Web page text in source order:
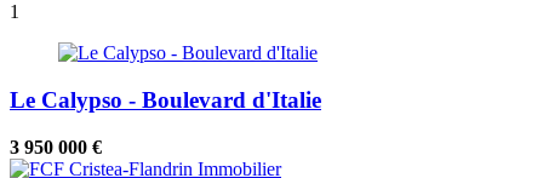
1
Le Calypso - Boulevard d'Italie
3 950 000 €